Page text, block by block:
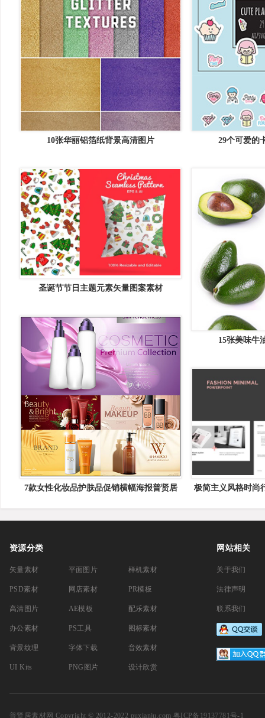
10张华丽铝箔纸背景高清图片 29个可爱的
圣诞节节日主题元素矢量图案素材
Illustration
15张美味牛
7款女性化妆品护肤品促销横幅海报普贤居
极简主义风格时尚
资源分类
矢量素材
PSD素材
高清图片
办公素材
背景纹理
UI Kits
平面图片
网店素材
AE模板
PS工具
字体下载
PNG图片
样机素材
PR模板
配乐素材
图标素材
音效素材
设计欣赏
网站相关
关于我们
法律声明
联系我们
普贤居素材网 Copyright © 2012-2022 puxianju.com 粤ICP备19137781号-1